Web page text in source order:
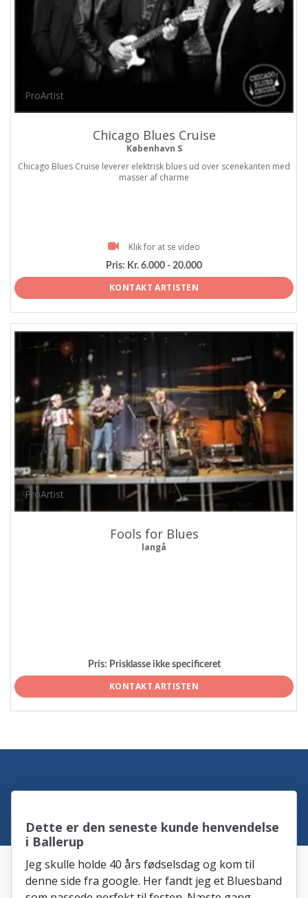
ProArtist
Chicago Blues Cruise
København S
Chicago Blues Cruise leverer elektrisk blues ud over scenekanten med
masser af charme
Klik for at se video
Pris: Kr. 6.000 - 20.000
KONTAKT ARTISTEN
ProArtist
Fools for Blues
langå
Pris: Prisklasse ikke specificeret
KONTAKT ARTISTEN
Dette er den seneste kunde henvendelse
i Ballerup
Jeg skulle holde 40 års fødselsdag og kom til
denne side fra google. Her fandt jeg et Bluesband